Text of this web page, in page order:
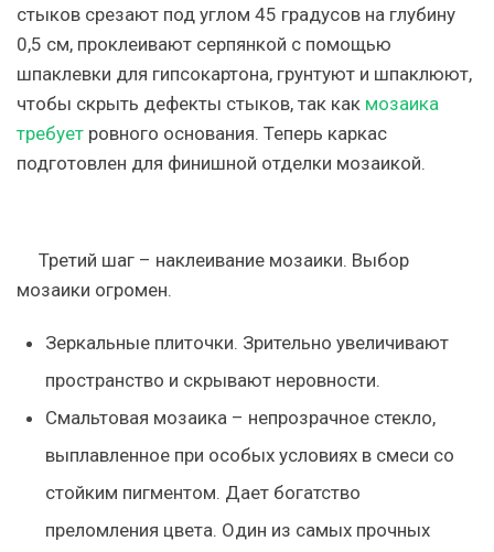
стыков срезают под углом 45 градусов на глубину
0,5 см, проклеивают серпянкой с помощью
шпаклевки для гипсокартона, грунтуют и шпаклюют,
чтобы скрыть дефекты стыков, так как мозаика
требует ровного основания. Теперь каркас
подготовлен для финишной отделки мозаикой.
Третий шаг – наклеивание мозаики. Выбор
мозаики огромен.
Зеркальные плиточки. Зрительно увеличивают
пространство и скрывают неровности.
Смальтовая мозаика – непрозрачное стекло,
выплавленное при особых условиях в смеси со
стойким пигментом. Дает богатство
преломления цвета. Один из самых прочных